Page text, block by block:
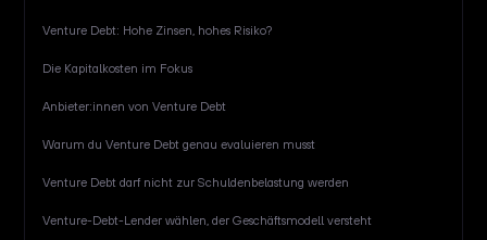
Venture Debt: Hohe Zinsen, hohes Risiko?
Die Kapitalkosten im Fokus
Anbieter:innen von Venture Debt
Warum du Venture Debt genau evaluieren musst
Venture Debt darf nicht zur Schuldenbelastung werden
Venture-Debt-Lender wählen, der Geschäftsmodell versteht